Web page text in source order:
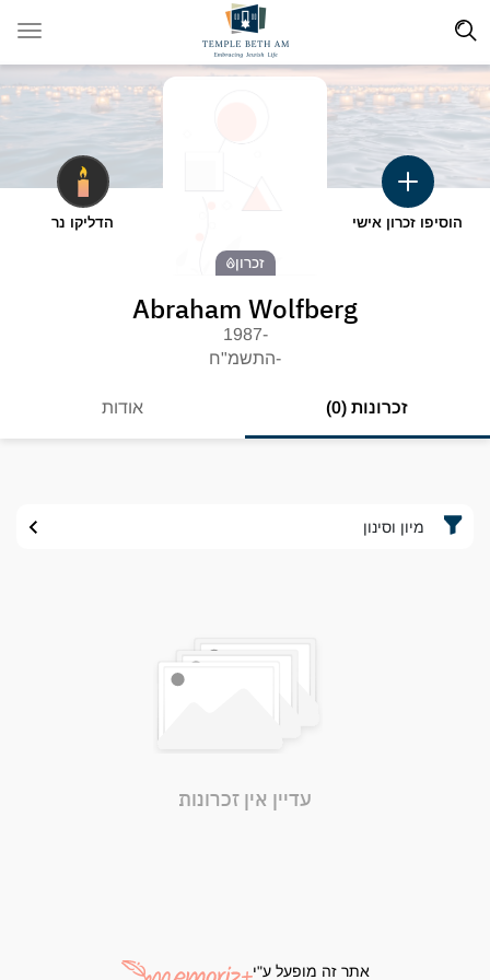
הוסיפו זכרון אישי
זכרון
הדליקו נר
Abraham Wolfberg
-1987
-התשמ"ח
זכרונות (0) אודות
מיון וסינון
עדיין אין זכרונות
אתר זה מופעל ע"י